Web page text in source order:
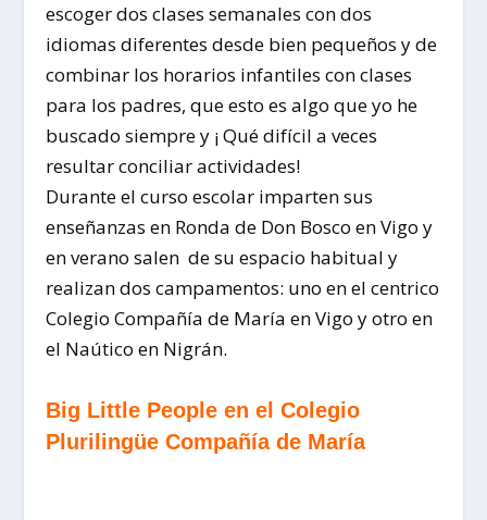
escoger dos clases semanales con dos
idiomas diferentes desde bien pequeños y de
combinar los horarios infantiles con clases
para los padres, que esto es algo que yo he
buscado siempre y ¡ Qué difícil a veces
resultar conciliar actividades!
Durante el curso escolar imparten sus
enseñanzas en Ronda de Don Bosco en Vigo y
en verano salen de su espacio habitual y
realizan dos campamentos: uno en el centrico
Colegio Compañía de María en Vigo y otro en
el Naútico en Nigrán.
Big Little People en el Colegio
Plurilingüe Compañía de María